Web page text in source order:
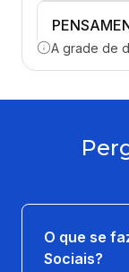
66 horas
DA SOC.
A grade de
O que se
Sociais?